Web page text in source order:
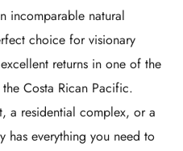
incomparable natural
choice for visionary
returns in one of the
Costa Rican Pacific.
a residential complex, or a
has everything you need to